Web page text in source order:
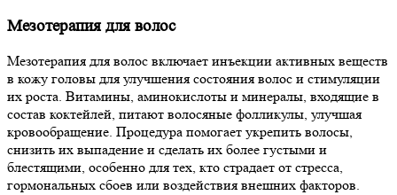
Мезотерапия для волос
Мезотерапия для волос включает инъекции активных веществ
в кожу головы для улучшения состояния волос и стимуляции
их роста. Витамины, аминокислоты и минералы, входящие в
состав коктейлей, питают волосяные фолликулы, улучшая
кровообращение. Процедура помогает укрепить волосы,
снизить их выпадение и сделать их более густыми и
блестящими, особенно для тех, кто страдает от стресса,
гормональных сбоев или воздействия внешних факторов.